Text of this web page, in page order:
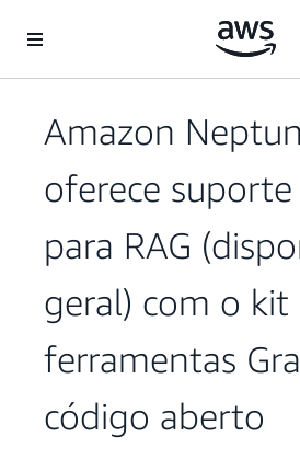
Pular para o conteúdo principal
Amazon
oferece suporte
para RAG
geral) com o kit
ferramentas
código aberto